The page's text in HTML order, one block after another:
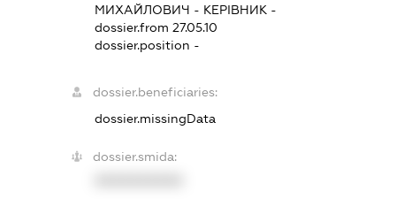
МИХАЙЛОВИЧ - КЕРІВНИК -
dossier.from 27.05.10
dossier.position -
dossier.beneficiaries:
dossier.missingData
dossier.smida: